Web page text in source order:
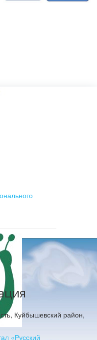
«Русский
Куйбышевский район,